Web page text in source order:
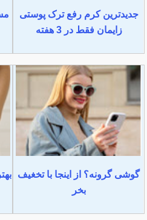
جدیدترین کرم رفع ترک پوستی
زایمان فقط در 3 هفته
گوشی گرونه؟ از اینجا با تخغیف
بخر